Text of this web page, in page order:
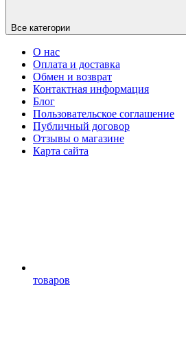
Все категории
О нас
Оплата и доставка
Обмен и возврат
Контактная информация
Блог
Пользовательское соглашение
Публичный договор
Отзывы о магазине
Карта сайта
товаров